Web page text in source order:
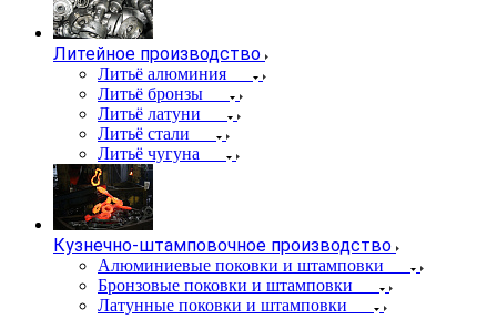
Литейное производство
Литьё алюминия
Литьё бронзы
Литьё латуни
Литьё стали
Литьё чугуна
Кузнечно-штамповочное производство
Алюминиевые поковки и штамповки
Бронзовые поковки и штамповки
Латунные поковки и штамповки